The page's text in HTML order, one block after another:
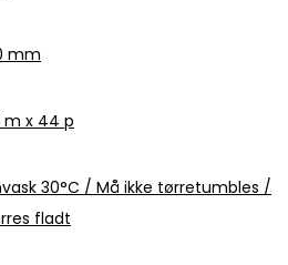
mm
m x 44 p
30°C / Må ikke tørretumbles /
fladt